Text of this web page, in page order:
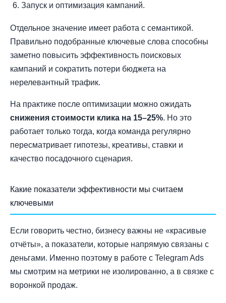
Запуск и оптимизация кампаний.
Отдельное значение имеет работа с семантикой.
Правильно подобранные ключевые слова способны
заметно повысить эффективность поисковых
кампаний и сократить потери бюджета на
нерелевантный трафик.
На практике после оптимизации можно ожидать
снижения стоимости клика на 15–25%. Но это
работает только тогда, когда команда регулярно
пересматривает гипотезы, креативы, ставки и
качество посадочного сценария.
Какие показатели эффективности мы считаем
ключевыми
Если говорить честно, бизнесу важны не «красивые
отчёты», а показатели, которые напрямую связаны с
деньгами. Именно поэтому в работе с Telegram Ads
мы смотрим на метрики не изолированно, а в связке с
воронкой продаж.